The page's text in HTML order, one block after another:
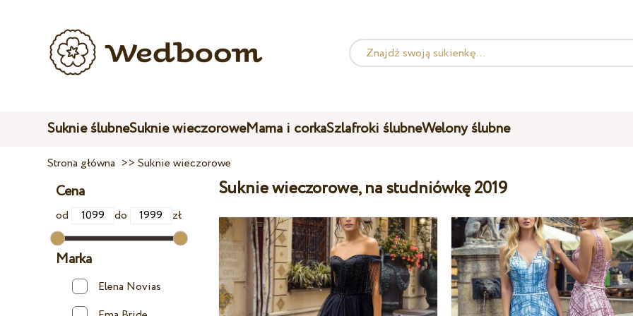
Suknie ślubneSuknie wieczoroweMama i corkaSzlafroki ślubneWelony ślubne
Strona główna >>Suknie wieczorowe
Cena
od do zł
Marka
Elena Novias
Suknie wieczorowe, na studniówkę 2019